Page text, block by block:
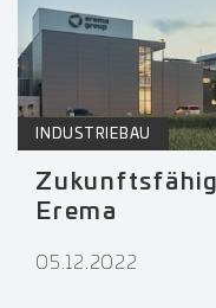
INDUSTRIEBAU
Erema
05.12.2022